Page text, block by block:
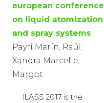
european conference
on liquid atomization
and spray systems
Payri Marín, Raúl;
Xandra Marcelle,
Margot
ILASS 2017 is the